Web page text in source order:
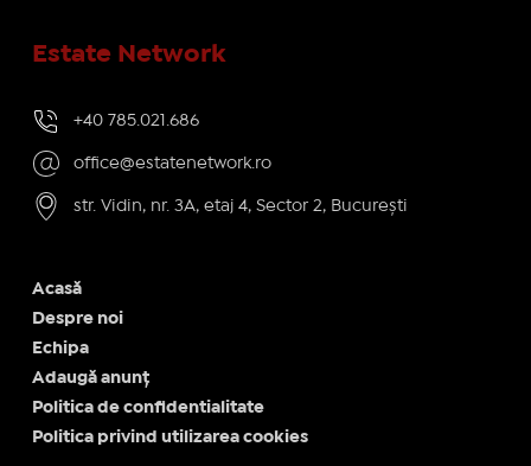
Estate Network
+40 785.021.686
office@estatenetwork.ro
str. Vidin, nr. 3A, etaj 4, Sector 2, București
Acasă
Despre noi
Echipa
Adaugă anunț
Politica de confidentialitate
Politica privind utilizarea cookies